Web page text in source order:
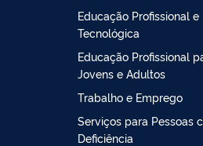
Educação Profissional e
Tecnológica
Educação Profissional
Jovens e Adultos
Trabalho e Emprego
Serviços para Pessoas
Deficiência